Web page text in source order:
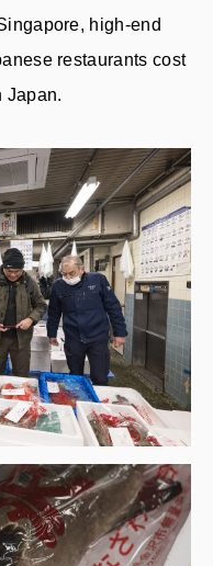
high-end
restaurants cost
Japan.